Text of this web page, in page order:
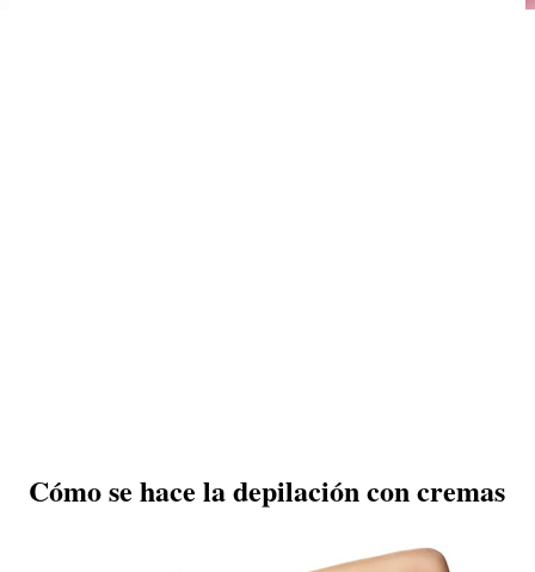
Cómo se hace la depilación con cremas